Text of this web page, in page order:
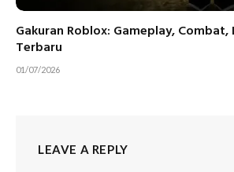
Gakuran Roblox: Gameplay,
Terbaru
01/07/2026
LEAVE A REPLY